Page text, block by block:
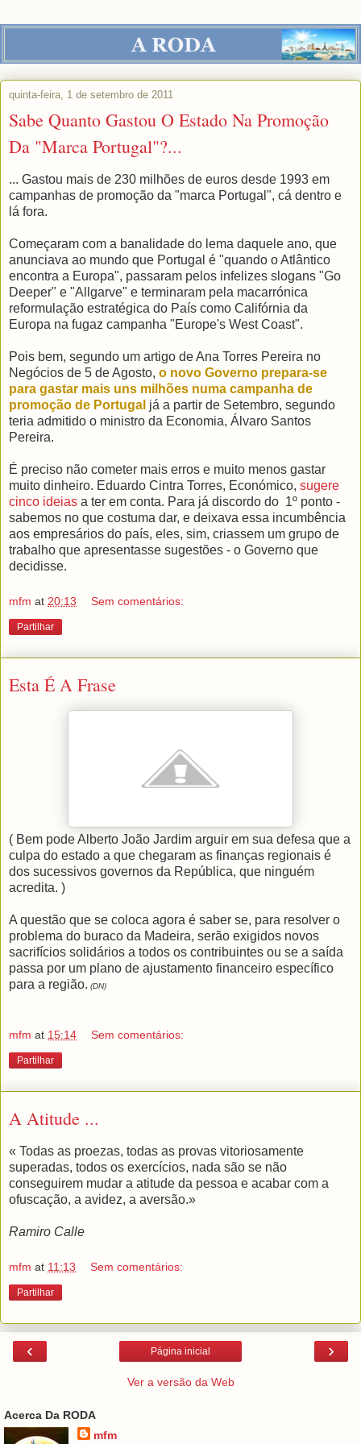
quinta-feira, 1 de setembro de 2011
Sabe Quanto Gastou O Estado Na Promoção
Da "Marca Portugal"?...
... Gastou mais de 230 milhões de euros desde 1993 em
campanhas de promoção da "marca Portugal", cá dentro e
lá fora.
Começaram com a banalidade do lema daquele ano, que
anunciava ao mundo que Portugal é "quando o Atlântico
encontra a Europa", passaram pelos infelizes slogans "Go
Deeper" e "Allgarve" e terminaram pela macarrónica
reformulação estratégica do País como Califórnia da
Europa na fugaz campanha "Europe's West Coast".
Pois bem, segundo um artigo de Ana Torres Pereira no
Negócios de 5 de Agosto, o novo Governo prepara-se
para gastar mais uns milhões numa campanha de
promoção de Portugal já a partir de Setembro, segundo
teria admitido o ministro da Economia, Álvaro Santos
Pereira.
É preciso não cometer mais erros e muito menos gastar
muito dinheiro. Eduardo Cintra Torres, Económico, sugere
cinco ideias a ter em conta. Para já discordo do 1º ponto -
sabemos no que costuma dar, e deixava essa incumbência
aos empresários do país, eles, sim, criassem um grupo de
trabalho que apresentasse sugestões - o Governo que
decidisse.
mfm at 20:13 Sem comentários:
Partilhar
Esta É A Frase
( Bem pode Alberto João Jardim arguir em sua defesa que a
culpa do estado a que chegaram as finanças regionais é
dos sucessivos governos da República, que ninguém
acredita. )
A questão que se coloca agora é saber se, para resolver o
problema do buraco da Madeira, serão exigidos novos
sacrifícios solidários a todos os contribuintes ou se a saída
passa por um plano de ajustamento financeiro específico
para a região. (DN)
mfm at 15:14 Sem comentários:
Partilhar
A Atitude ...
« Todas as proezas, todas as provas vitoriosamente
superadas, todos os exercícios, nada são se não
conseguirem mudar a atitude da pessoa e acabar com a
ofuscação, a avidez, a aversão.»
Ramiro Calle
mfm at 11:13 Sem comentários:
Partilhar
‹ ›
Página inicial
Ver a versão da Web
Acerca Da RODA
mfm